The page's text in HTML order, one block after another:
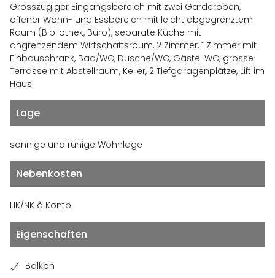
Grosszügiger Eingangsbereich mit zwei Garderoben,
offener Wohn- und Essbereich mit leicht abgegrenztem
Raum (Bibliothek, Büro), separate Küche mit
angrenzendem Wirtschaftsraum, 2 Zimmer, 1 Zimmer mit
Einbauschrank, Bad/WC, Dusche/WC, Gäste-WC, grosse
Terrasse mit Abstellraum, Keller, 2 Tiefgaragenplätze, Lift im
Haus
Lage
sonnige und ruhige Wohnlage
Nebenkosten
HK/NK à Konto
Eigenschaften
Balkon